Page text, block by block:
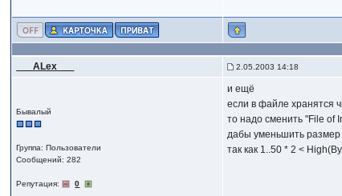
___ALex___ 2.05.2003 14:18
Бывалый
Группа: Пользователи
Сообщений: 282
Репутация: 0
и ещё
если в файле хранятся
то надо сменить "File of
дабы уменьшить
так как 1..50 * 2 <